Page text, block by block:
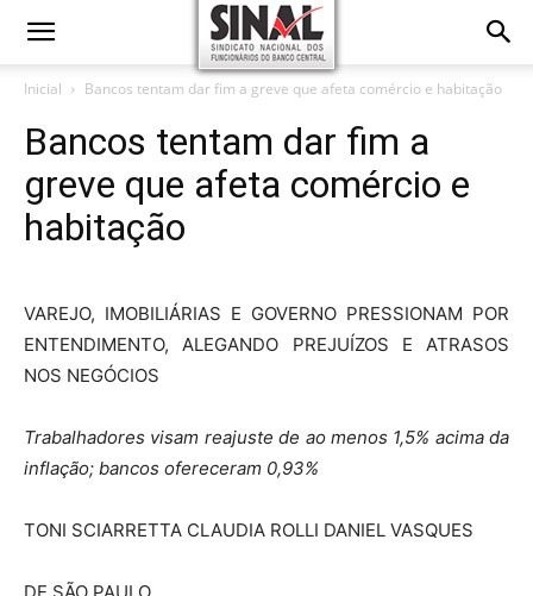
Inicial Bancos tentam dar fim a greve que afeta comércio e habitação
Bancos tentam dar fim a
greve que afeta comércio e
habitação
VAREJO, IMOBILIÁRIAS E GOVERNO PRESSIONAM POR
ENTENDIMENTO, ALEGANDO PREJUÍZOS E ATRASOS
NOS NEGÓCIOS
Trabalhadores visam reajuste de ao menos 1,5% acima da
inflação; bancos ofereceram 0,93%
TONI SCIARRETTA CLAUDIA ROLLI DANIEL VASQUES